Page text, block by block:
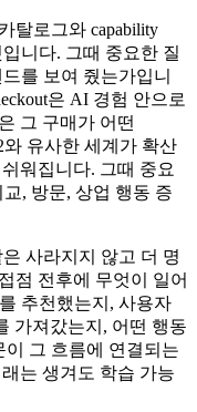
탈로그와 capability
니다. 그때 중요한 질
를 보여 줬는가입니
은 AI 경험 안으로
그 구매가 어떤
와 유사한 세계가 확산
쉬워집니다. 그때 중요
교, 방문, 상업 행동 증
사라지지 않고 더 명
점 전후에 무엇이 일어
추천했는지, 사용자
가져갔는지, 어떤 행동
그 흐름에 연결되는
는 생겨도 학습 가능